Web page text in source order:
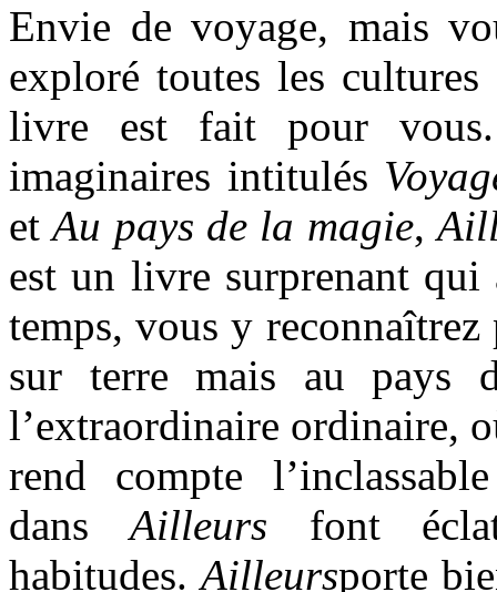
Envie de voyage, mais
exploré toutes les
livre est fait pour vous.
imaginaires intitulés
etAu pays de la magie,
est un livre surprenant qui
temps, vous y reconnaîtrez
sur terre mais au pays
l’extraordinaire ordinaire,
rend compte
dansAilleurs font
habitudes.Ailleursporte